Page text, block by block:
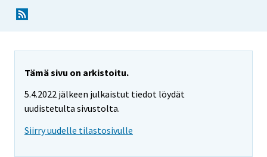
Tämä sivu on arkistoitu.
5.4.2022 jälkeen julkaistut tiedot löydät
uudistetulta sivustolta.
Siirry uudelle tilastosivulle